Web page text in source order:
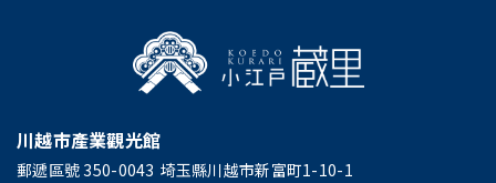
川越市產業觀光館
郵遞區號 350-0043 埼玉縣川越市新富町1-10-1